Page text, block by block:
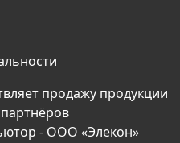
продажу продукции
- ООО «Элекон»